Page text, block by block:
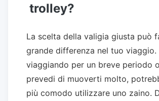
trolley?
La scelta della valigia giusta può
grande differenza nel tuo viaggio.
viaggiando per un breve periodo
prevedi di muoverti molto,
più comodo utilizzare uno zaino.